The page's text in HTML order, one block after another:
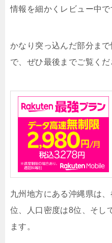
情報を細かくレビュー中で
かなり突っ込んだ部分ま
で、ぜひ最後までご覧くだ
九州地方にある沖縄県は
位、人口密度は8位、そし
ます。